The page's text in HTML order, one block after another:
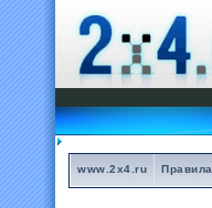
www.2x4.ru Правила